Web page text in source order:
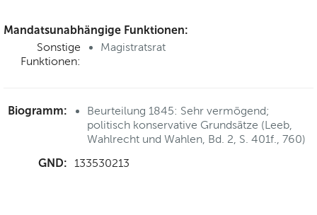
Mandatsunabhängige Funktionen:
Sonstige
Funktionen:
Magistratsrat
Biogramm:
Beurteilung 1845: Sehr vermögend;
politisch konservative Grundsätze (Leeb,
Wahlrecht und Wahlen, Bd. 2, S. 401f., 760)
GND: 133530213